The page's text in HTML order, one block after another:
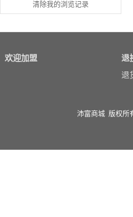
清除我的浏览记录
欢迎加盟
退
退
沛富商城 版权所